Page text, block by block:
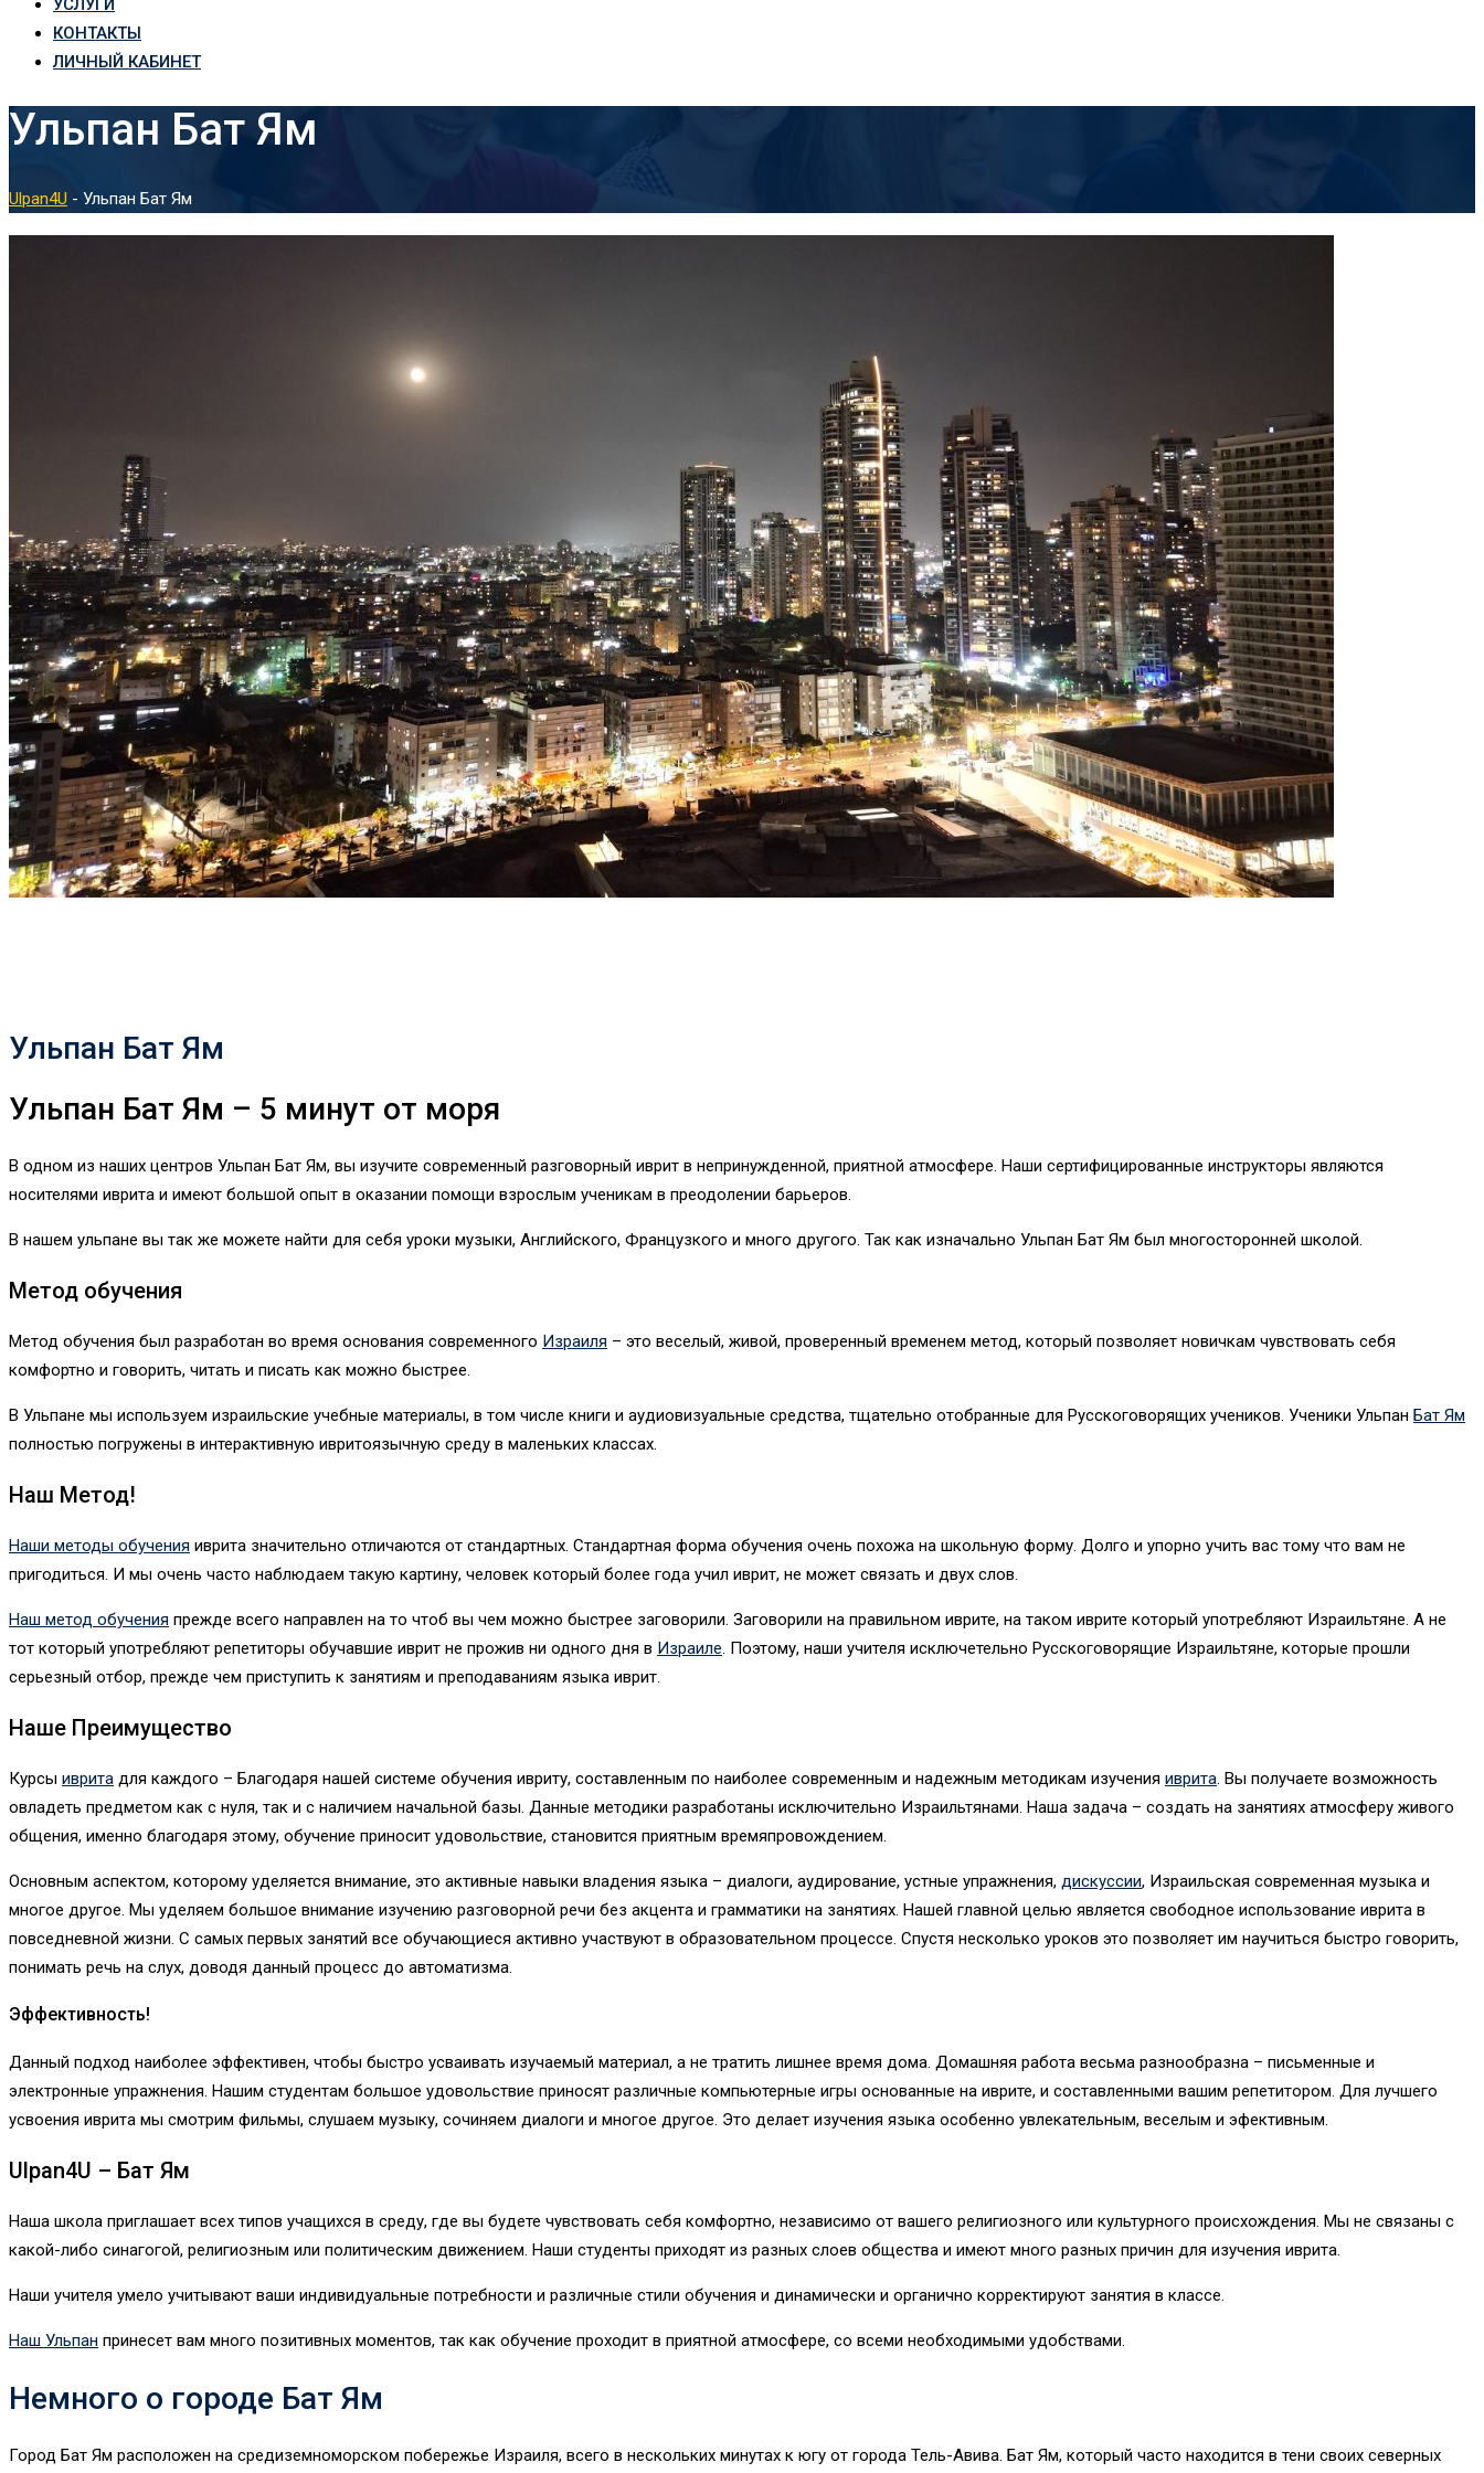
УСЛУГИ
КОНТАКТЫ
ЛИЧНЫЙ КАБИНЕТ
Ульпан Бат Ям
Ulpan4U - Ульпан Бат Ям
Ульпан Бат Ям
Ульпан Бат Ям – 5 минут от моря
В одном из наших центров Ульпан Бат Ям, вы изучите современный разговорный иврит в непринужденной, приятной атмосфере. Наши сертифицированные инструкторы являются
носителями иврита и имеют большой опыт в оказании помощи взрослым ученикам в преодолении барьеров.
В нашем ульпане вы так же можете найти для себя уроки музыки, Английского, Французкого и много другого. Так как изначально Ульпан Бат Ям был многосторонней школой.
Метод обучения
Метод обучения был разработан во время основания современного Израиля – это веселый, живой, проверенный временем метод, который позволяет новичкам чувствовать себя
комфортно и говорить, читать и писать как можно быстрее.
В Ульпане мы используем израильские учебные материалы, в том числе книги и аудиовизуальные средства, тщательно отобранные для Русскоговорящих учеников. Ученики Ульпан Бат Ям
полностью погружены в интерактивную ивритоязычную среду в маленьких классах.
Наш Метод!
Наши методы обучения иврита значительно отличаются от стандартных. Стандартная форма обучения очень похожа на школьную форму. Долго и упорно учить вас тому что вам не
пригодиться. И мы очень часто наблюдаем такую картину, человек который более года учил иврит, не может связать и двух слов.
Наш метод обучения прежде всего направлен на то чтоб вы чем можно быстрее заговорили. Заговорили на правильном иврите, на таком иврите который употребляют Израильтяне. А не
тот который употребляют репетиторы обучавшие иврит не прожив ни одного дня в Израиле. Поэтому, наши учителя исключетельно Русскоговорящие Израильтяне, которые прошли
серьезный отбор, прежде чем приступить к занятиям и преподаваниям языка иврит.
Наше Преимущество
Курсы иврита для каждого – Благодаря нашей системе обучения ивриту, составленным по наиболее современным и надежным методикам изучения иврита. Вы получаете возможность
овладеть предметом как с нуля, так и с наличием начальной базы. Данные методики разработаны исключительно Израильтянами. Наша задача – создать на занятиях атмосферу живого
общения, именно благодаря этому, обучение приносит удовольствие, становится приятным времяпровождением.
Основным аспектом, которому уделяется внимание, это активные навыки владения языка – диалоги, аудирование, устные упражнения, дискуссии, Израильская современная музыка и
многое другое. Мы уделяем большое внимание изучению разговорной речи без акцента и грамматики на занятиях. Нашей главной целью является свободное использование иврита в
повседневной жизни. С самых первых занятий все обучающиеся активно участвуют в образовательном процессе. Спустя несколько уроков это позволяет им научиться быстро говорить,
понимать речь на слух, доводя данный процесс до автоматизма.
Эффективность!
Данный подход наиболее эффективен, чтобы быстро усваивать изучаемый материал, а не тратить лишнее время дома. Домашняя работа весьма разнообразна – письменные и
электронные упражнения. Нашим студентам большое удовольствие приносят различные компьютерные игры основанные на иврите, и составленными вашим репетитором. Для лучшего
усвоения иврита мы смотрим фильмы, слушаем музыку, сочиняем диалоги и многое другое. Это делает изучения языка особенно увлекательным, веселым и эфективным.
Ulpan4U – Бат Ям
Наша школа приглашает всех типов учащихся в среду, где вы будете чувствовать себя комфортно, независимо от вашего религиозного или культурного происхождения. Мы не связаны с
какой-либо синагогой, религиозным или политическим движением. Наши студенты приходят из разных слоев общества и имеют много разных причин для изучения иврита.
Наши учителя умело учитывают ваши индивидуальные потребности и различные стили обучения и динамически и органично корректируют занятия в классе.
Наш Ульпан принесет вам много позитивных моментов, так как обучение проходит в приятной атмосфере, со всеми необходимыми удобствами.
Немного о городе Бат Ям
Город Бат Ям расположен на средиземноморском побережье Израиля, всего в нескольких минутах к югу от города Тель-Авива. Бат Ям, который часто находится в тени своих северных